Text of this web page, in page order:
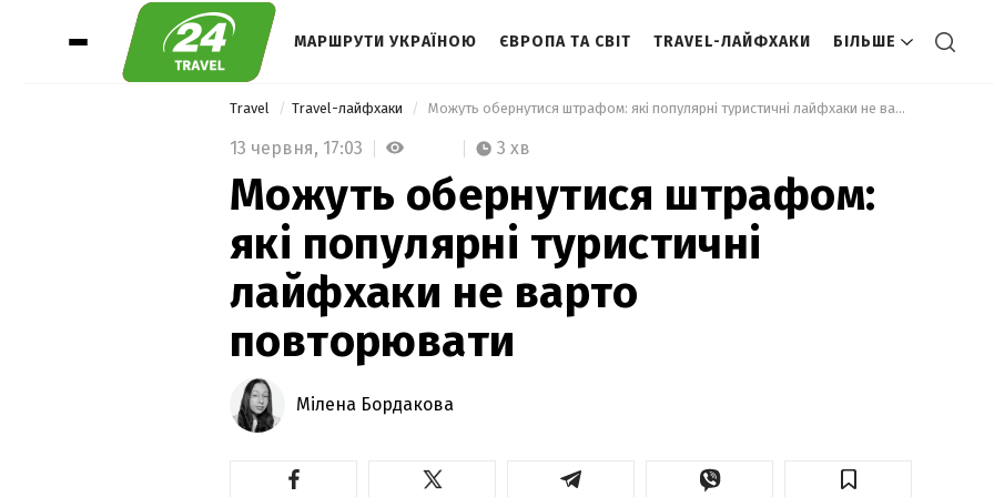
МАРШРУТИ УКРАЇНОЮ ЄВРОПА ТА СВІТ TRAVEL-ЛАЙФХАКИ БІЛЬШЕ
Travel Travel-лайфхаки Можуть обернутися штрафом: які популярні туристичні лайфхаки не варто повторювати
13 червня, 17:03 3 хв
Можуть обернутися штрафом:
які популярні туристичні
лайфхаки не варто
повторювати
Мілена Бордакова